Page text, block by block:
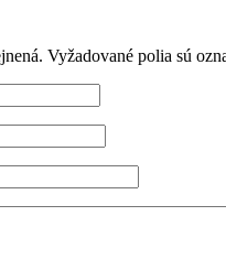
Vyžadované polia sú